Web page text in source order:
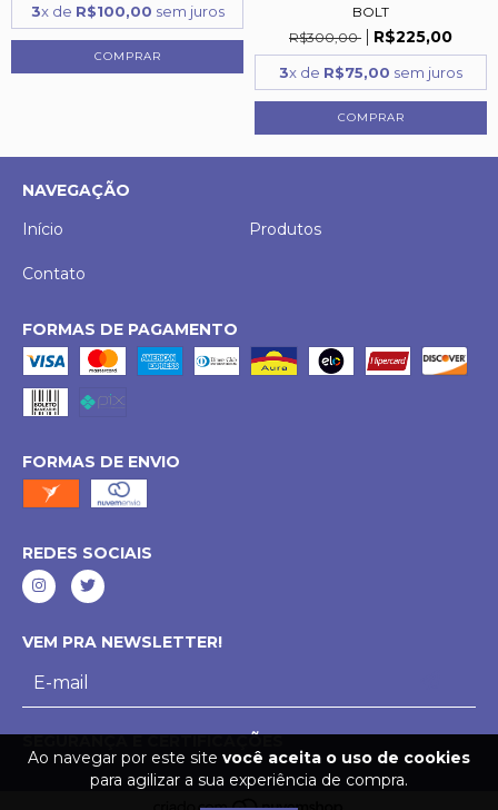
Ao navegar por este site você aceita o uso de cookies
para agilizar a sua experiência de compra.
3x de R$100,00 sem juros
BOLT
R$300,00
R$225,00
3x de R$75,00 sem juros
NAVEGAÇÃO
Início
Produtos
Contato
FORMAS DE PAGAMENTO
FORMAS DE ENVIO
REDES SOCIAIS
VEM PRA NEWSLETTER!
SEGURANÇA E CERTIFICAÇÕES